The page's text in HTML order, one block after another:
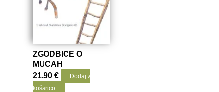
ZGODBICE O
MUCAH
21.90€
Dodaj v
košarico